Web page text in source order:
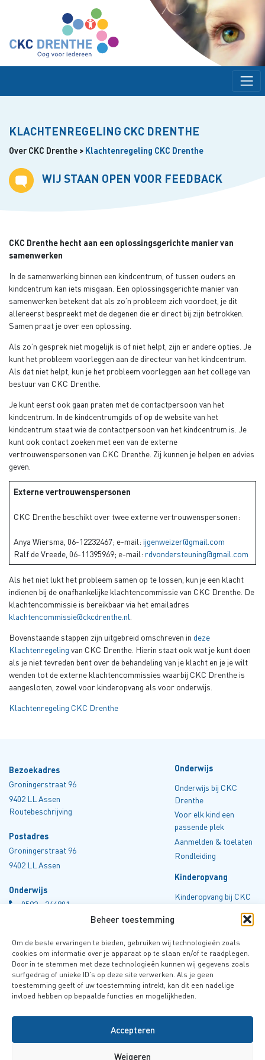
Beheer toestemming
Om de beste ervaringen te bieden, gebruiken wij technologieën zoals
cookies om informatie over je apparaat op te slaan en/of te raadplegen.
Door in te stemmen met deze technologieën kunnen wij gegevens zoals
surfgedrag of unieke ID's op deze site verwerken. Als je geen
toestemming geeft of uw toestemming intrekt, kan dit een nadelige
invloed hebben op bepaalde functies en mogelijkheden.
Accepteren
Weigeren
KLACHTENREGELING CKC DRENTHE
Over CKC Drenthe > Klachtenregeling CKC Drenthe
WIJ STAAN OPEN VOOR FEEDBACK
CKC Drenthe hecht aan een oplossingsgerichte manier van
samenwerken
In de samenwerking binnen een kindcentrum, of tussen ouders en
kindcentrum kan iets misgaan. Een oplossingsgerichte manier van
samenwerken betekent dat als zo’n probleem zich voordoet, je dit
allereerst bespreekt met de degenen die er direct bij zijn betrokken.
Samen praat je over een oplossing.
Als zo’n gesprek niet mogelijk is of niet helpt, zijn er andere opties. Je
kunt het probleem voorleggen aan de directeur van het kindcentrum.
Als dat niet helpt, kun je het probleem voorleggen aan het college van
bestuur van CKC Drenthe.
Je kunt eerst ook gaan praten met de contactpersoon van het
kindcentrum. In de kindcentrumgids of op de website van het
kindcentrum staat wie de contactpersoon van het kindcentrum is. Je
kunt ook contact zoeken met een van de externe
vertrouwenspersonen van CKC Drenthe. Zij kunnen je helpen en advies
geven.
Externe vertrouwenspersonen
CKC Drenthe beschikt over twee externe vertrouwenspersonen:
Anya Wiersma, 06-12232467; e-mail: ijgenweizer@gmail.com
Ralf de Vreede, 06-11395969; e-mail: rdvondersteuning@gmail.com
Als het niet lukt het probleem samen op te lossen, kun je een klacht
indienen bij de onafhankelijke klachtencommissie van CKC Drenthe. De
klachtencommissie is bereikbaar via het emailadres
klachtencommissie@ckcdrenthe.nl
Bovenstaande stappen zijn uitgebreid omschreven in deze
Klachtenregeling van CKC Drenthe. Hierin staat ook wat je kunt doen
als je niet tevreden bent over de behandeling van je klacht en je je wilt
wenden tot de externe klachtencommissies waarbij CKC Drenthe is
aangesloten, zowel voor kinderopvang als voor onderwijs.
Klachtenregeling CKC Drenthe
Bezoekadres
Groningerstraat 96
9402 LL Assen
Routebeschrijving
Postadres
Groningerstraat 96
9402 LL Assen
Onderwijs
0592 - 346801
Kinderopvang
0592- 409865
kinderopvang@ckcdrenthe.nl
Kvk 64509907
Onderwijs
Onderwijs bij CKC
Drenthe
Voor elk kind een
passende plek
Aanmelden & toelaten
Rondleiding
Kinderopvang
Kinderopvang bij CKC
Aanmelden
Rondleiding
Spelregels